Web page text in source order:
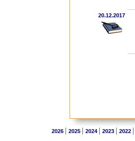
20.12.2017
2026 | 2025 | 2024 | 2023 | 2022 |